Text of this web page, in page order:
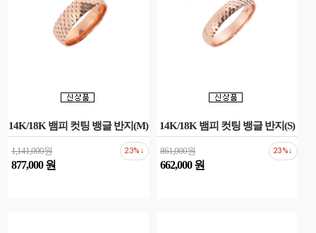
14K/18K 뱀피 컷팅 뱅글 반지(M)
1,141,000원
877,000 원
23%↓
14K/18K 뱀피 컷팅 뱅글 반지(S)
861,000원
662,000 원
23%↓